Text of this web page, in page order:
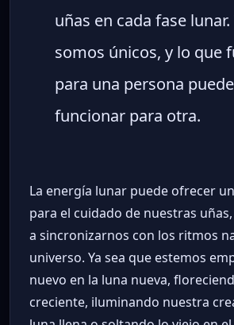
uñas en cada fase lunar.
somos únicos, y lo que
para una persona
funcionar para otra.
La energía lunar puede ofrecer
para el cuidado de nuestras
a sincronizarnos con los ritmos
universo. Ya sea que estemos
nuevo en la luna nueva,
creciente, iluminando nuestra